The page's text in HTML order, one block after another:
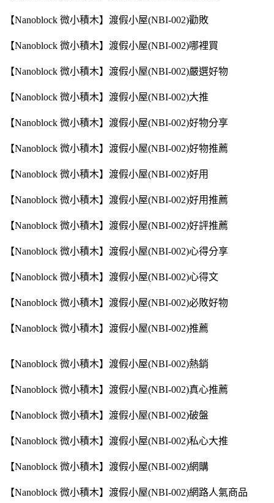
【Nanoblock 微小積木】渡假小屋(NBI-002)勸敗
【Nanoblock 微小積木】渡假小屋(NBI-002)哪裡買
【Nanoblock 微小積木】渡假小屋(NBI-002)嚴選好物
【Nanoblock 微小積木】渡假小屋(NBI-002)大推
【Nanoblock 微小積木】渡假小屋(NBI-002)好物分享
【Nanoblock 微小積木】渡假小屋(NBI-002)好物推薦
【Nanoblock 微小積木】渡假小屋(NBI-002)好用
【Nanoblock 微小積木】渡假小屋(NBI-002)好用推薦
【Nanoblock 微小積木】渡假小屋(NBI-002)好評推薦
【Nanoblock 微小積木】渡假小屋(NBI-002)心得分享
【Nanoblock 微小積木】渡假小屋(NBI-002)心得文
【Nanoblock 微小積木】渡假小屋(NBI-002)必敗好物
【Nanoblock 微小積木】渡假小屋(NBI-002)推薦
【Nanoblock 微小積木】渡假小屋(NBI-002)熱銷
【Nanoblock 微小積木】渡假小屋(NBI-002)真心推薦
【Nanoblock 微小積木】渡假小屋(NBI-002)破盤
【Nanoblock 微小積木】渡假小屋(NBI-002)私心大推
【Nanoblock 微小積木】渡假小屋(NBI-002)網購
【Nanoblock 微小積木】渡假小屋(NBI-002)網路人氣商品